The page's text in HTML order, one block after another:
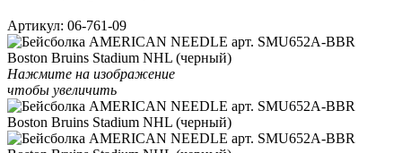
Артикул: 06-761-09
Нажмите на изображение
чтобы увеличить